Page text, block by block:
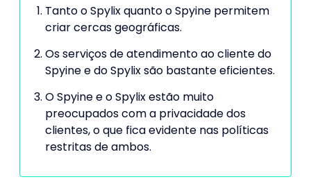
Tanto o Spylix quanto o Spyine permitem
criar cercas geográficas.
Os serviços de atendimento ao cliente do
Spyine e do Spylix são bastante eficientes.
O Spyine e o Spylix estão muito
preocupados com a privacidade dos
clientes, o que fica evidente nas políticas
restritas de ambos.